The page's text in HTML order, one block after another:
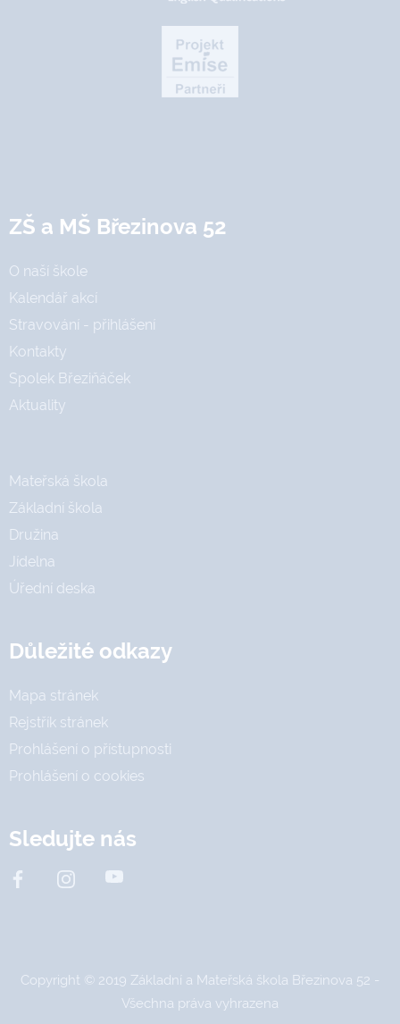
ZŠ a MŠ Březinova 52
O naší škole
Kalendář akcí
Stravování - přihlášení
Kontakty
Spolek Březiňáček
Aktuality
Mateřská škola
Základní škola
Družina
Jídelna
Úřední deska
Důležité odkazy
Mapa stránek
Rejstřík stránek
Prohlášení o přístupnosti
Prohlášení o cookies
Sledujte nás
Copyright © 2019 Základní a Mateřská škola Březinova 52 -
Všechna práva vyhrazena